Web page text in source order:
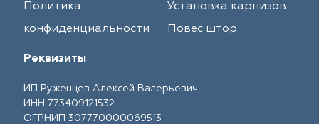
Политика
конфиденциальности
Установка карнизов
Повес штор
Реквизиты
ИП Руженцев Алексей Валерьевич
ИНН 773409121532
ОГРНИП 307770000069513